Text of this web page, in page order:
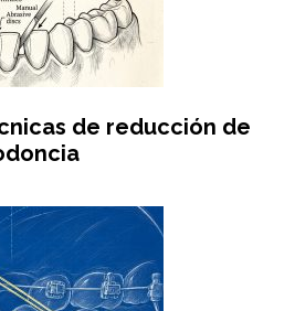
de reducción de